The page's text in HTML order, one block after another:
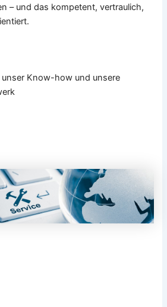
– und das kompetent, vertraulich,
Know-how und unsere